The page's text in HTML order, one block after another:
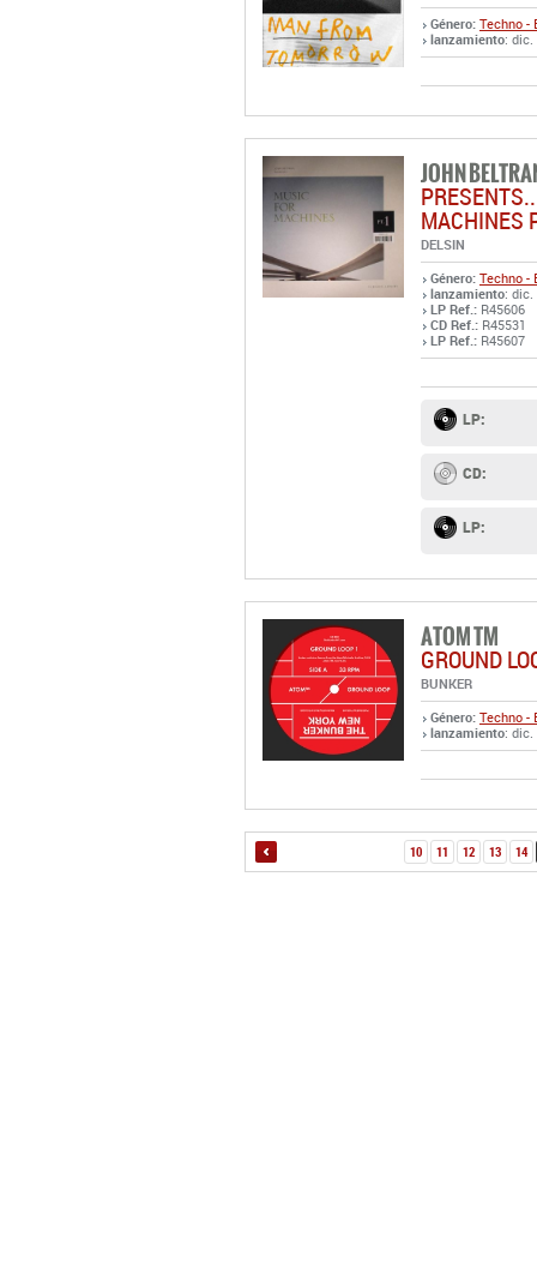
Género: Techno -
lanzamiento: dic.
JOHN
MACHINES
DELSIN
Género: Techno -
lanzamiento: dic.
LP Ref.: R45606
CD Ref.: R45531
LP Ref.: R45607
LP:
CD:
LP:
ATOM TM
GROUND
BUNKER
Género: Techno -
lanzamiento: dic.
10 11 12 13 14